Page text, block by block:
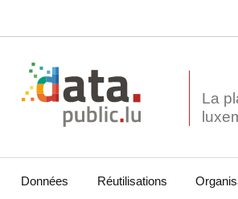
La
Données Réutilisations